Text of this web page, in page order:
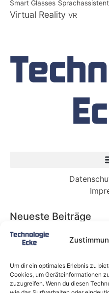
Um dir ein optimales Erlebnis zu
Cookies, um Geräteinformationen
zuzugreifen. Wenn du diesen
Smart Glasses
Virtual Reality VR
Neueste Beiträge
Babybett 90×200:
wachsende Kinder
Deutschland endlich
braucht